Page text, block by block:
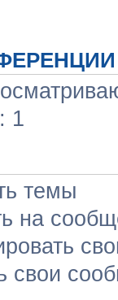
1
темы
на
свои